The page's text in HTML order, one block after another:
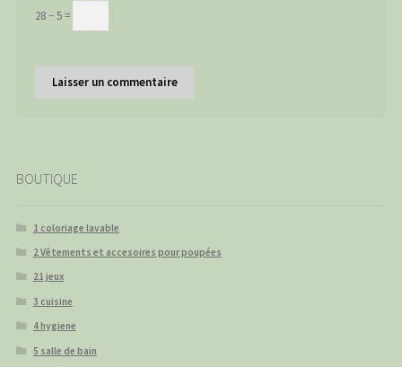
28 − 5 =
BOUTIQUE
1 coloriage lavable
2 Vêtements et accesoires pour poupées
21 jeux
3 cuisine
4 hygiene
5 salle de bain